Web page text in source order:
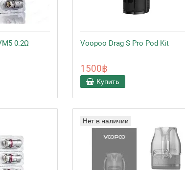
0.2Ω Voopoo Drag S Pro Pod Kit
1500฿
Купить
Нет в наличии